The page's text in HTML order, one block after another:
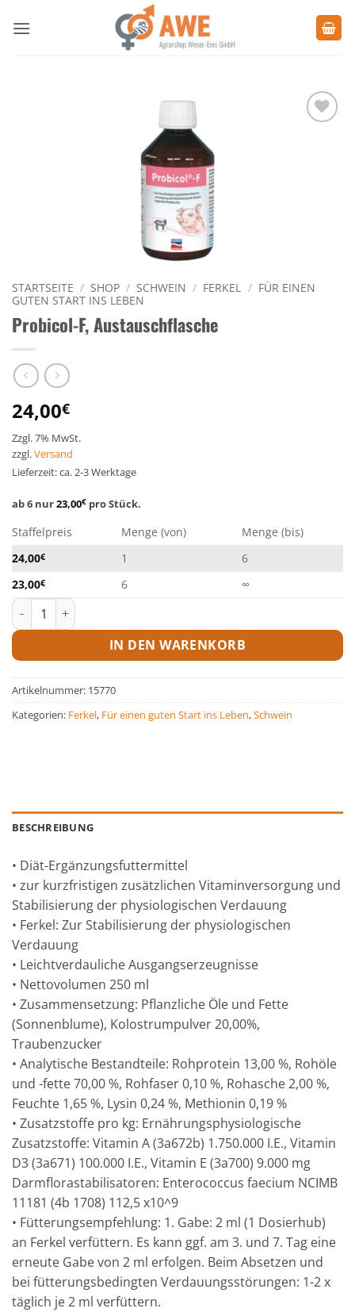
Inhalt
STARTSEITE / SHOP / SCHWEIN / FERKEL / FÜR EINEN
GUTEN START INS LEBEN
Probicol-F, Austauschflasche
24,00€
Zzgl. 7% MwSt.
zzgl.Versand
Lieferzeit: ca. 2-3 Werktage
ab 6 nur23,00€ pro Stück.
Staffelpreis Menge (von)
Menge (bis)
24,00€ 1
6
23,00€ 6
∞
Probicol-F, Austauschflasche Menge
IN DEN WARENKORB
Artikelnummer: 15770
Kategorien: Ferkel, Für einen guten Start ins Leben,Schwein
BESCHREIBUNG
• Diät-Ergänzungsfuttermittel
• zur kurzfristigen zusätzlichen Vitaminversorgung und
Stabilisierung der physiologischen Verdauung
• Ferkel: Zur Stabilisierung der physiologischen
Verdauung
• Leichtverdauliche Ausgangserzeugnisse
• Nettovolumen 250 ml
• Zusammensetzung: Pflanzliche Öle und Fette
(Sonnenblume), Kolostrumpulver 20,00%,
Traubenzucker
• Analytische Bestandteile: Rohprotein 13,00 %, Rohöle
und -fette 70,00 %, Rohfaser 0,10 %, Rohasche 2,00 %,
Feuchte 1,65 %, Lysin 0,24 %, Methionin 0,19 %
• Zusatzstoffe pro kg: Ernährungsphysiologische
Zusatzstoffe: Vitamin A (3a672b) 1.750.000 I.E., Vitamin
D3 (3a671) 100.000 I.E., Vitamin E (3a700) 9.000 mg
Darmflorastabilisatoren: Enterococcus faecium NCIMB
11181 (4b 1708) 112,5 x10^9
• Fütterungsempfehlung: 1. Gabe: 2 ml (1 Dosierhub)
an Ferkel verfüttern. Es kann ggf. am 3. und 7. Tag eine
erneute Gabe von 2 ml erfolgen. Beim Absetzen und
bei fütterungsbedingten Verdauungsstörungen: 1-2 x
täglich je 2 ml verfüttern.